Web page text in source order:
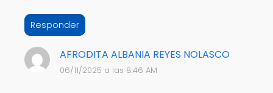
Responder
AFRODITA ALBANIA REYES NOLASCO
06/11/2025 a las 8:46 AM